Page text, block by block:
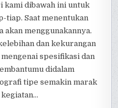
kami dibawah ini untuk
tiap. Saat menentukan
akan menggunakannya.
dan kekurangan
spesifikasi dan
didalam
tipe semakin marak
kegiatan…